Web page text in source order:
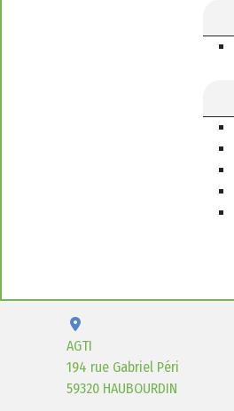
AGTI
194 rue Gabriel Péri
59320 HAUBOURDIN